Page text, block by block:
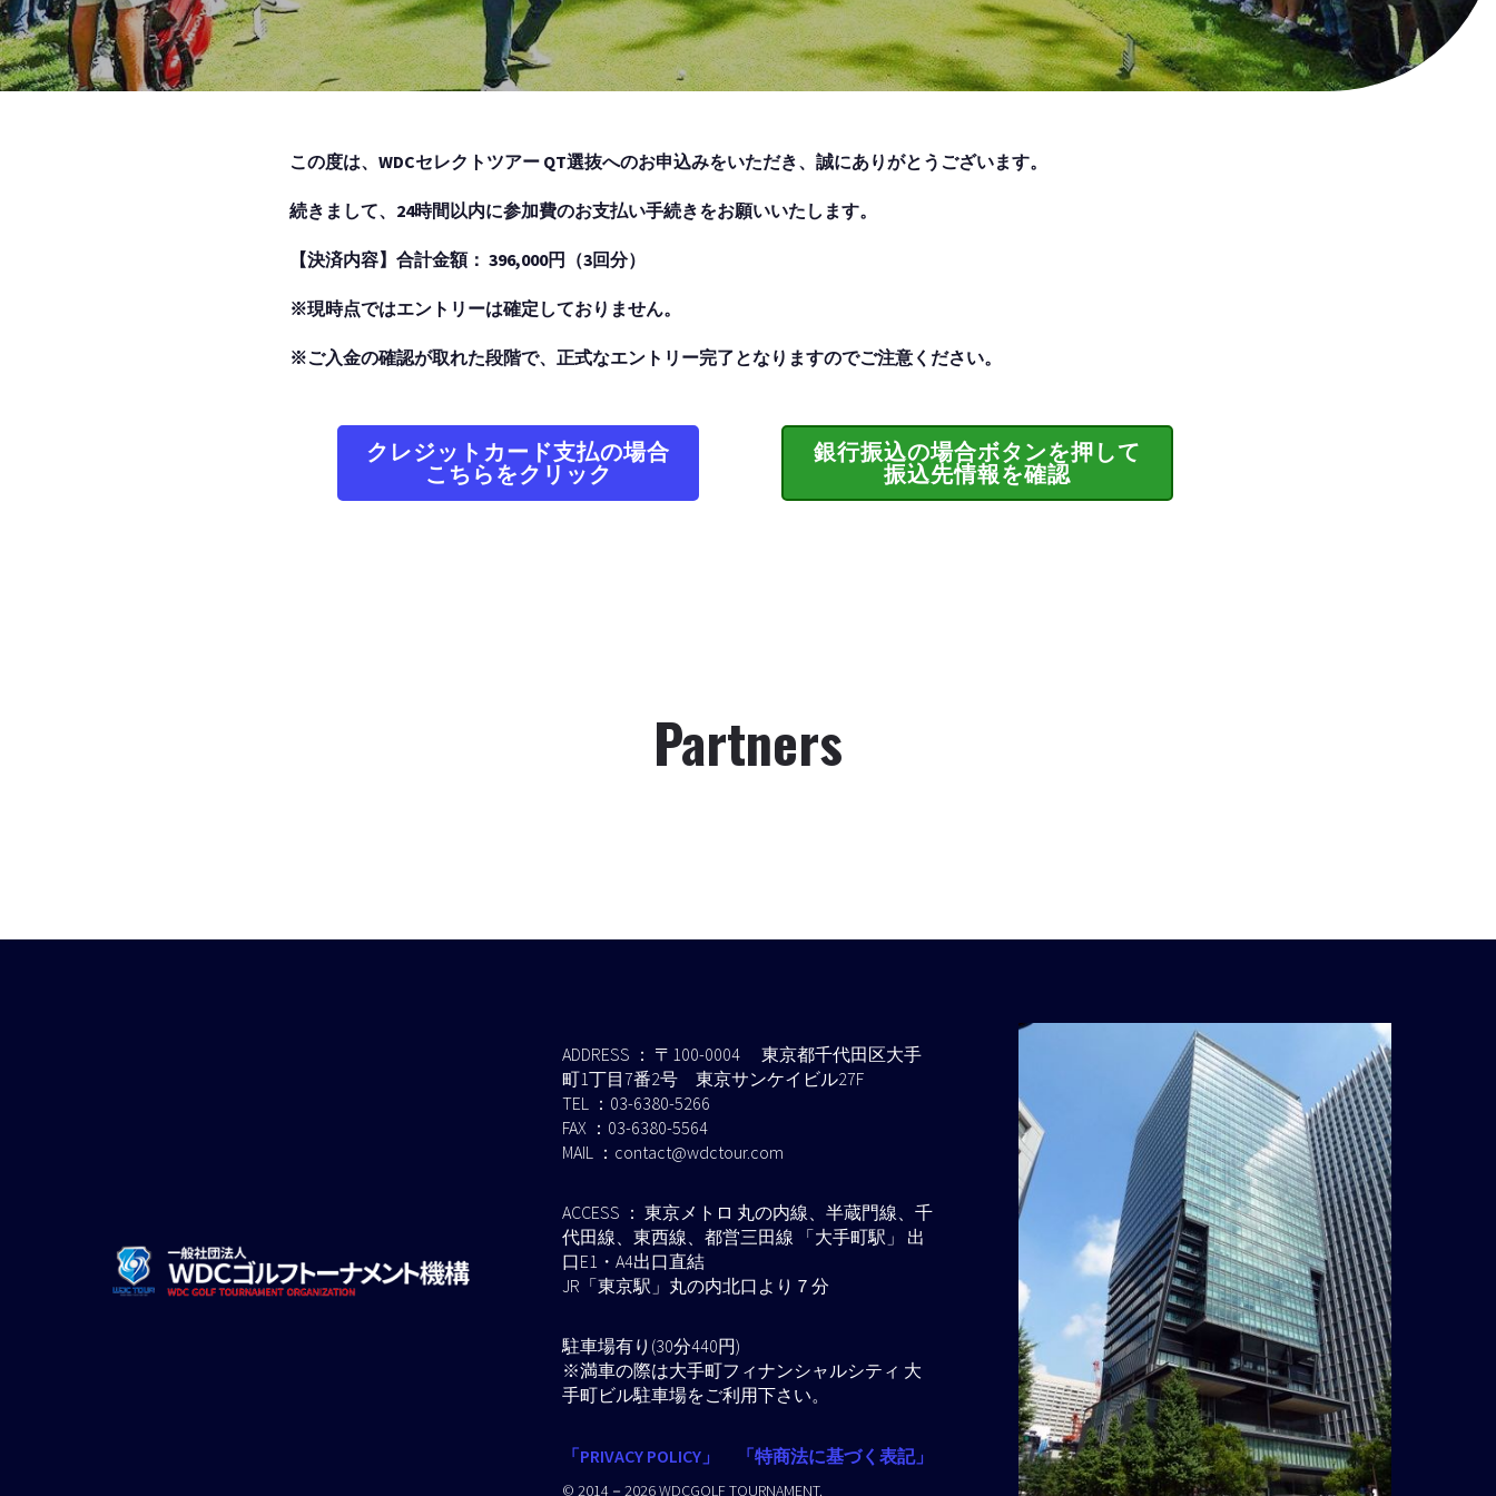
この度は、WDCセレクトツアー QT選抜へのお申込みをいただき、誠にありがとうございます。
続きまして、24時間以内に参加費のお支払い手続きをお願いいたします。
【決済内容】合計金額： 396,000円（3回分）
※現時点ではエントリーは確定しておりません。
※ご入金の確認が取れた段階で、正式なエントリー完了となりますのでご注意ください。
クレジットカード支払の場合
こちらをクリック
銀行振込の場合ボタンを押して
振込先情報を確認
Partners
ADDRESS ： 〒100-0004 東京都千代田区大手
町1丁目7番2号 東京サンケイビル27F
TEL ：03-6380-5266
FAX ：03-6380-5564
MAIL ：contact@wdctour.com
ACCESS ： 東京メトロ 丸の内線、半蔵門線、千
代田線、東西線、都営三田線 「大手町駅」 出
口E1・A4出口直結
JR「東京駅」丸の内北口より７分
駐車場有り(30分440円)
※満車の際は大手町フィナンシャルシティ 大
手町ビル駐車場をご利用下さい。
「PRIVACY POLICY」 「特商法に基づく表記」
© 2014－2026 WDCGOLF TOURNAMENT.